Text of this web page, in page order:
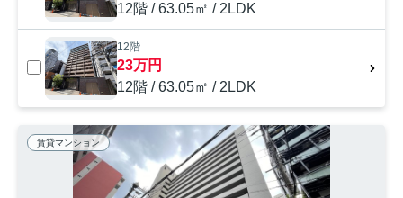
12階 / 63.05㎡ / 2LDK
12階
23万円
12階 / 63.05㎡ / 2LDK
賃貸マンション